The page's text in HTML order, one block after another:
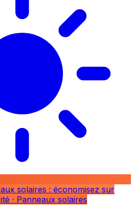
solaires : économisez sur
· Panneaux solaires